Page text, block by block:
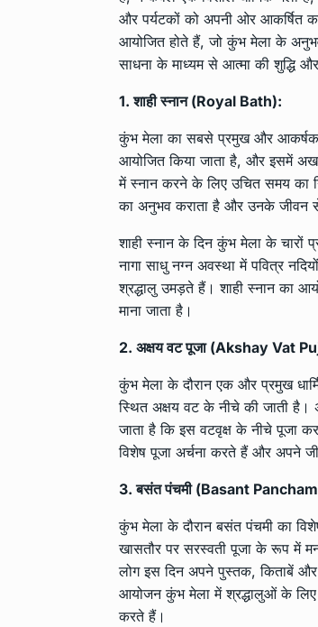
और पर्यटकों को अपनी ओर आकर्षित
आयोजित होते हैं, जो कुंभ मेला के
साधना के माध्यम से आत्मा की शुद्धि
1. शाही स्नान (Royal Bath):
कुंभ मेला का सबसे प्रमुख और आकर्षक
आयोजित किया जाता है, और इसमें
में स्नान करने के लिए उचित समय का
का अनुभव कराता है और उनके जीवन से
शाही स्नान के दिन कुंभ मेला के
नागा साधु नग्न अवस्था में पवित्र
श्रद्धालु उमड़ते हैं। शाही स्नान का
माना जाता है।
2. अक्षय वट पूजा (Akshay Vat
कुंभ मेला के दौरान एक और प्रमुख
स्थित अक्षय वट के नीचे की जाती है।
जाता है कि इस वटवृक्ष के नीचे पूजा
विशेष पूजा अर्चना करते हैं और अपने
3. बसंत पंचमी (Basant
कुंभ मेला के दौरान बसंत पंचमी का
खासतौर पर सरस्वती पूजा के रूप में
लोग इस दिन अपने पुस्तक, किताबें
आयोजन कुंभ मेला में श्रद्धालुओं के लिए
करते हैं।